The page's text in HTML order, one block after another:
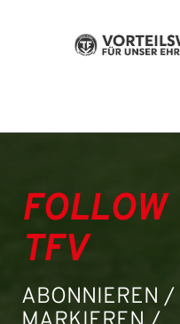
FOLLOW
TFV
ABONNIEREN /